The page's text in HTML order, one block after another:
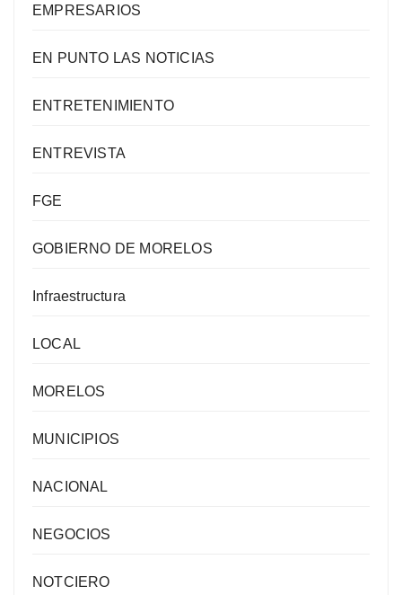
EMPRESARIOS
EN PUNTO LAS NOTICIAS
ENTRETENIMIENTO
ENTREVISTA
FGE
GOBIERNO DE MORELOS
Infraestructura
LOCAL
MORELOS
MUNICIPIOS
NACIONAL
NEGOCIOS
NOTCIERO